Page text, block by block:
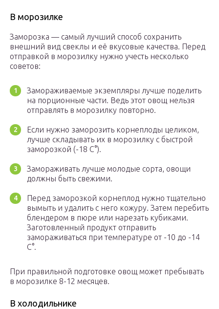
В морозилке
Заморозка — самый лучший способ сохранить
внешний вид свеклы и её вкусовые качества. Перед
отправкой в морозилку нужно учесть несколько
советов:
Замораживаемые экземпляры лучше поделить
на порционные части. Ведь этот овощ нельзя
отправлять в морозилку повторно.
Если нужно заморозить корнеплоды целиком,
лучше складывать их в морозилку с быстрой
заморозкой (-18 C°).
Замораживать лучше молодые сорта, овощи
должны быть свежими.
Перед заморозкой корнеплод нужно тщательно
вымыть и удалить с него кожуру. Затем перебить
блендером в пюре или нарезать кубиками.
Заготовленный продукт отправить
замораживаться при температуре от -10 до -14
C°.
При правильной подготовке овощ может пребывать
в морозилке 8-12 месяцев.
В холодильнике